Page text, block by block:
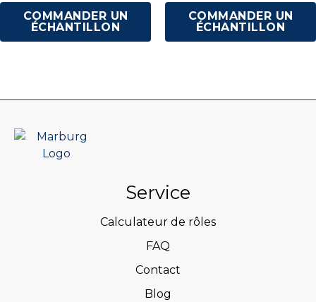
COMMANDER UN
ÉCHANTILLON
COMMANDER UN
ÉCHANTILLON
Service
Calculateur de rôles
FAQ
Contact
Blog